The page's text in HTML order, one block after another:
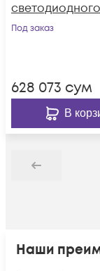
светодиодного
освещения.
Под заказ
628 073 сум
В
Назад
Наши